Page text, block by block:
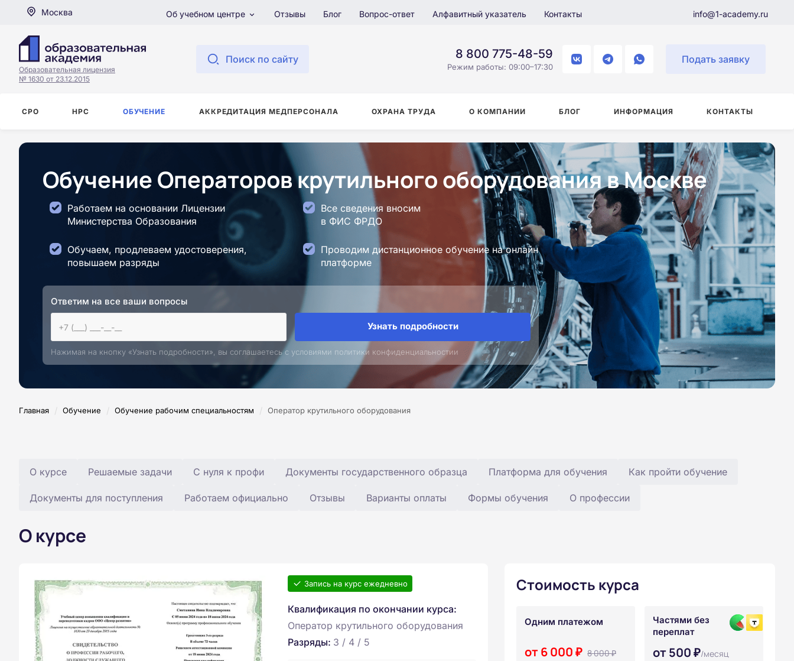
Москва Об учебном центре Отзывы Блог Вопрос-ответ Алфавитный указатель Контакты info@1-academy.ru
Образовательная лицензия
№ 1630 от 23.12.2015
Поиск по сайту 8 800 775-48-59
Режим работы: 09:00–17:30
Подать заявку
СРО НРС ОБУЧЕНИЕ АККРЕДИТАЦИЯ МЕДПЕРСОНАЛА ОХРАНА ТРУДА О КОМПАНИИ БЛОГ ИНФОРМАЦИЯ КОНТАКТЫ
Обучение Операторов крутильного оборудования в Москве
Работаем на основании Лицензии
Министерства Образования
Все сведения вносим
в ФИС ФРДО
Обучаем, продлеваем удостоверения,
повышаем разряды
Проводим дистанционное обучение на онлайн
платформе
Ответим на все ваши вопросы
Узнать подробности
Нажимая на кнопку «Узнать подробности», вы соглашаетесь с условиями политики конфиденциальностии
Главная / Обучение / Обучение рабочим специальностям / Оператор крутильного оборудования
О курсе Решаемые задачи С нуля к профи Документы государственного образца Платформа для обучения Как пройти обучение
Документы для поступления Работаем официально Отзывы Варианты оплаты Формы обучения О профессии
О курсе
Запись на курс ежедневно
Квалификация по окончании курса:
Оператор крутильного оборудования
Разряды: 3 / 4 / 5
Стоимость курса
Одним платежом
от 6 000 ₽ 8 000 ₽
Частями без
переплат
от 500 ₽/месяц